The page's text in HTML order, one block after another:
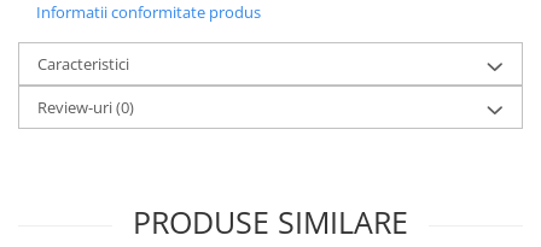
Informatii conformitate produs
Caracteristici
Review-uri(0)
PRODUSE SIMILARE